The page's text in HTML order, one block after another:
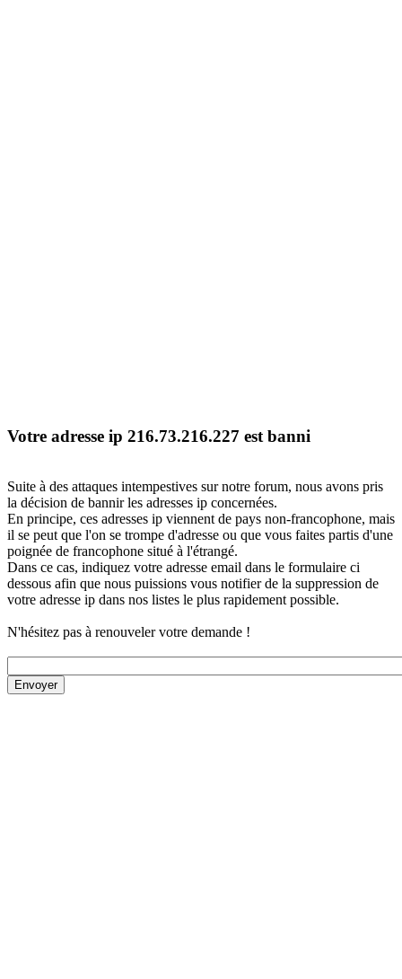
Votre adresse ip 216.73.216.227 est banni
Suite à des attaques intempestives sur notre forum, nous avons pris
la décision de bannir les adresses ip concernées.
En principe, ces adresses ip viennent de pays non-francophone, mais
il se peut que l'on se trompe d'adresse ou que vous faites partis d'une
poignée de francophone situé à l'étrangé.
Dans ce cas, indiquez votre adresse email dans le formulaire ci
dessous afin que nous puissions vous notifier de la suppression de
votre adresse ip dans nos listes le plus rapidement possible.
N'hésitez pas à renouveler votre demande !